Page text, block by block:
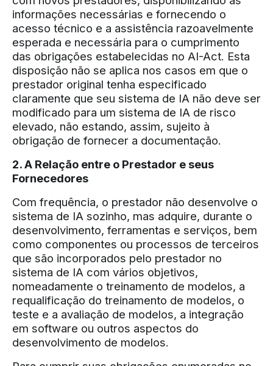
informações necessárias e fornecendo o
acesso técnico e a assistência razoavelmente
esperada e necessária para o cumprimento
das obrigações estabelecidas no AI-Act. Esta
disposição não se aplica nos casos em que o
prestador original tenha especificado
claramente que seu sistema de IA não deve ser
modificado para um sistema de IA de risco
elevado, não estando, assim, sujeito à
obrigação de fornecer a documentação.
2. A Relação entre o Prestador e seus
Fornecedores
Com frequência, o prestador não desenvolve o
sistema de IA sozinho, mas adquire, durante o
desenvolvimento, ferramentas e serviços, bem
como componentes ou processos de terceiros
que são incorporados pelo prestador no
sistema de IA com vários objetivos,
nomeadamente o treinamento de modelos, a
requalificação do treinamento de modelos, o
teste e a avaliação de modelos, a integração
em software ou outros aspectos do
desenvolvimento de modelos.